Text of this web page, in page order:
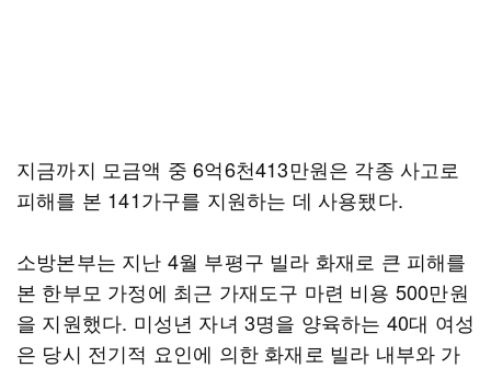
지금까지 모금액 중 6억6천413만원은 각종 사고로
피해를 본 141가구를 지원하는 데 사용됐다.
소방본부는 지난 4월 부평구 빌라 화재로 큰 피해를
본 한부모 가정에 최근 가재도구 마련 비용 500만원
을 지원했다. 미성년 자녀 3명을 양육하는 40대 여성
은 당시 전기적 요인에 의한 화재로 빌라 내부와 가